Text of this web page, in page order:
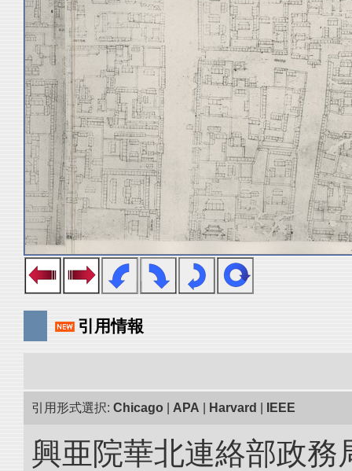
引用情報
引用形式選択: Chicago APA Harvard IEEE
興亜院華北連絡部政務